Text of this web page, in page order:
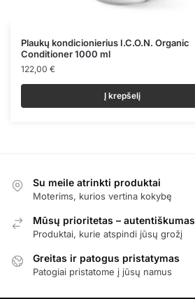
Plaukų kondicionierius I.C.O.N. Organic
Conditioner 1000 ml
122,00 €
Į krepšelį
Su meile atrinkti produktai
Moterims, kurios vertina kokybę
Mūsų prioritetas – autentiškumas
Produktai, kurie atspindi jūsų grožį
Greitas ir patogus pristatymas
Patogiai pristatome į jūsų namus